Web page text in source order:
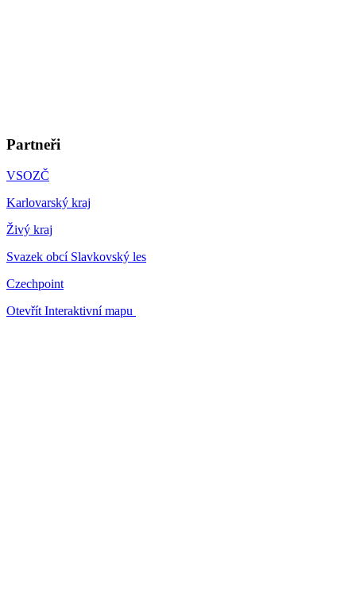
Partneři
VSOZČ
Karlovarský kraj
Živý kraj
Svazek obcí Slavkovský les
Czechpoint
Otevřít Interaktivní mapu